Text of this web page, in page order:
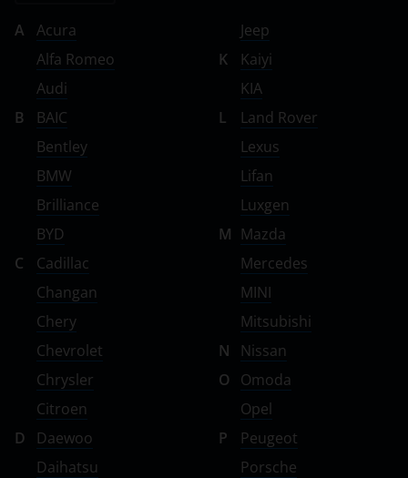
A
Acura
Alfa Romeo
Audi
B
BAIC
Bentley
BMW
Brilliance
BYD
C
Cadillac
Changan
Chery
Chevrolet
Chrysler
Citroen
D
Daewoo
Daihatsu
Jeep
K
Kaiyi
KIA
L
Land Rover
Lexus
Lifan
Luxgen
M Mazda
Mercedes
MINI
Mitsubishi
N
Nissan
O
Omoda
Opel
P
Peugeot
Porsche